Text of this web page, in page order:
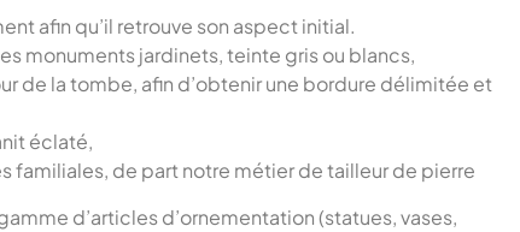
afin qu’il retrouve son aspect initial.
monuments jardinets, teinte gris ou blancs,
de la tombe, afin d’obtenir une bordure délimitée et
éclaté,
familiales, de part notre métier de tailleur de pierre
d’articles d’ornementation (statues, vases,